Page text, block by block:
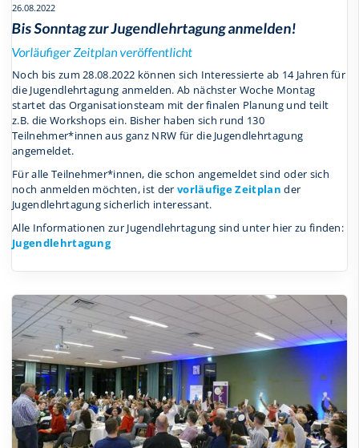
26.08.2022
Bis Sonntag zur Jugendlehrtagung anmelden!
Vorläufiger Zeitplan veröffentlicht
Noch bis zum 28.08.2022 können sich Interessierte ab 14 Jahren für
die Jugendlehrtagung anmelden. Ab nächster Woche Montag
startet das Organisationsteam mit der finalen Planung und teilt
z.B. die Workshops ein. Bisher haben sich rund 130
Teilnehmer*innen aus ganz NRW für die Jugendlehrtagung
angemeldet.
Für alle Teilnehmer*innen, die schon angemeldet sind oder sich
noch anmelden möchten, ist der vorläufige Zeitplan der
Jugendlehrtagung sicherlich interessant.
Alle Informationen zur Jugendlehrtagung sind unter hier zu finden:
Jugendlehrtagung